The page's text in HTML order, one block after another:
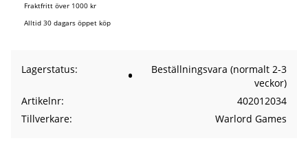
Fraktfritt över 1000 kr
Alltid 30 dagars öppet köp
Lagerstatus
Beställningsvara (normalt 2-3
veckor)
Artikelnr
402012034
Tillverkare
Warlord Games